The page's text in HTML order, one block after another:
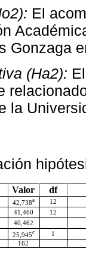
El
Gonzaga
(Ha2):
la
Valor df
42,738a
12
41,460
12
40,462
25,945c
1
162